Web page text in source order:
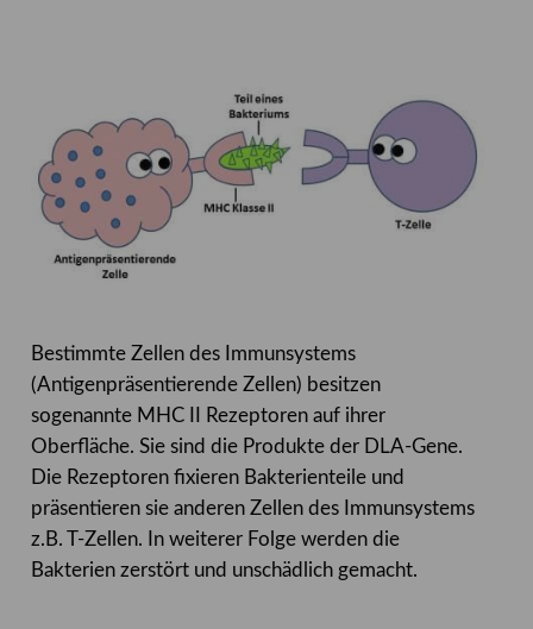
Bestimmte Zellen des Immunsystems
(Antigenpräsentierende Zellen) besitzen
sogenannte MHC II Rezeptoren auf ihrer
Oberfläche. Sie sind die Produkte der DLA-Gene.
Die Rezeptoren fixieren Bakterienteile und
präsentieren sie anderen Zellen des Immunsystems
z.B. T-Zellen. In weiterer Folge werden die
Bakterien zerstört und unschädlich gemacht.